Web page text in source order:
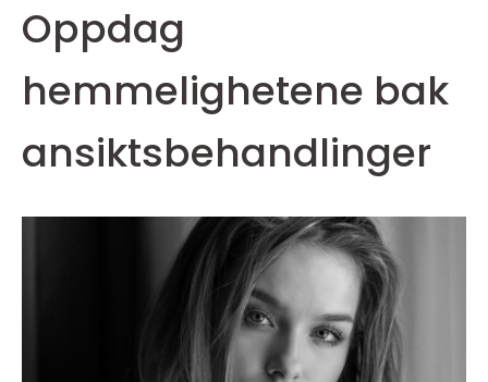
Oppdag
hemmelighetene bak
ansiktsbehandlinger